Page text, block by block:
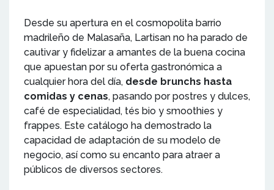
Desde su apertura en el cosmopolita barrio
madrileño de Malasaña, Lartisan no ha parado de
cautivar y fidelizar a amantes de la buena cocina
que apuestan por su oferta gastronómica a
cualquier hora del día, desde brunchs hasta
comidas y cenas, pasando por postres y dulces,
café de especialidad, tés bio y smoothies y
frappes. Este catálogo ha demostrado la
capacidad de adaptación de su modelo de
negocio, así como su encanto para atraer a
públicos de diversos sectores.